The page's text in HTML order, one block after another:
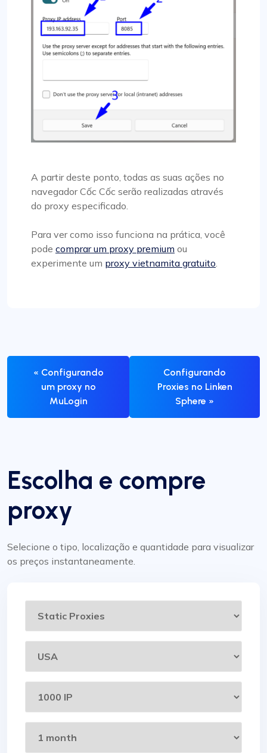
A partir deste ponto, todas as suas ações no
navegador Cốc Cốc serão realizadas através
do proxy especificado.
Para ver como isso funciona na prática, você
pode comprar um proxy premium ou
experimente um proxy vietnamita gratuito.
« Configurando
um proxy no
MuLogin
Configurando
Proxies no Linken
Sphere »
Escolha e compre
proxy
Selecione o tipo, localização e quantidade para visualizar
os preços instantaneamente.